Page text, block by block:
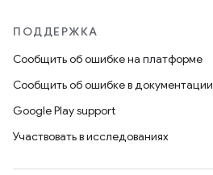
ПОДДЕРЖКА
Сообщить об ошибке на платформе
Сообщить об ошибке в документации
Google Play support
Участвовать в исследованиях